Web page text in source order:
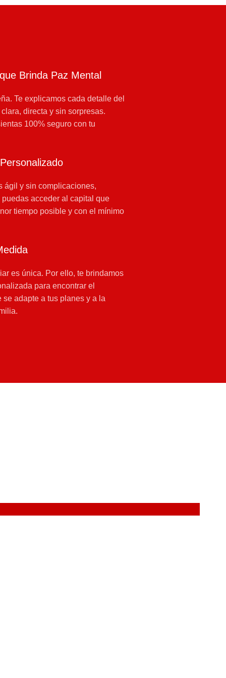
Brinda Paz Mental
Te explicamos cada detalle del
directa y sin sorpresas.
100% seguro con tu
ágil y sin complicaciones,
acceder al capital que
tiempo posible y con el mínimo
es única. Por ello, te brindamos
para encontrar el
se adapte a tus planes y a la